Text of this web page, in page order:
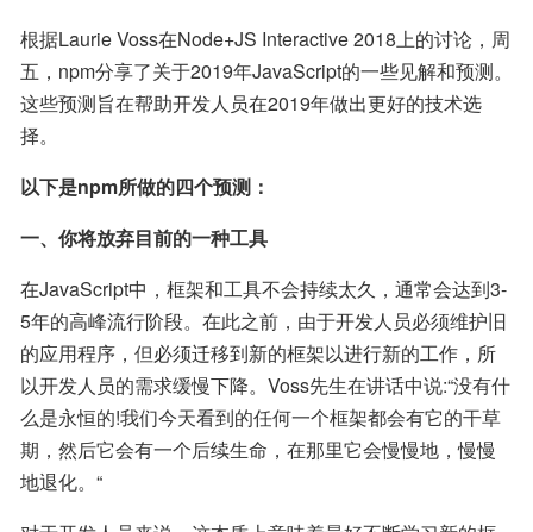
根据Laurie Voss在Node+JS Interactive 2018上的讨论，周
五，npm分享了关于2019年JavaScript的一些见解和预测。
这些预测旨在帮助开发人员在2019年做出更好的技术选
择。
以下是npm所做的四个预测：
一、你将放弃目前的一种工具
在JavaScript中，框架和工具不会持续太久，通常会达到3-
5年的高峰流行阶段。在此之前，由于开发人员必须维护旧
的应用程序，但必须迁移到新的框架以进行新的工作，所
以开发人员的需求缓慢下降。Voss先生在讲话中说:“没有什
么是永恒的!我们今天看到的任何一个框架都会有它的干草
期，然后它会有一个后续生命，在那里它会慢慢地，慢慢
地退化。“